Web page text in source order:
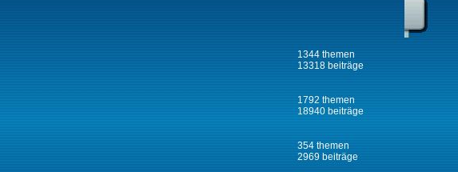
1344 themen
13318 beiträge
1792 themen
18940 beiträge
354 themen
2969 beiträge